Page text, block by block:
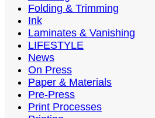
Folding & Trimming
Ink
Laminates & Vanishing
LIFESTYLE
News
On Press
Paper & Materials
Pre-Press
Print Processes